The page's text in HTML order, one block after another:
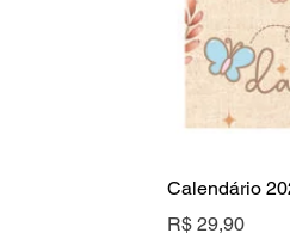
Calendário
Preço
R$ 29,90